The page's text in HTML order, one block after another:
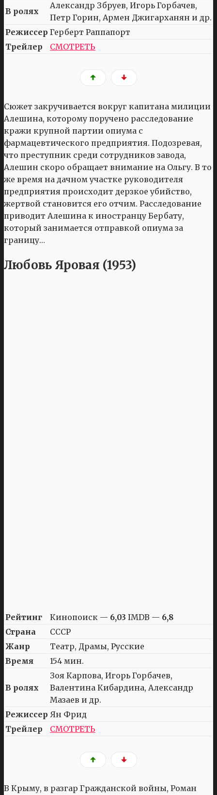
В ролях
Александр Збруев, Игорь Горбачев,
Петр Горин, Армен Джигарханян и др.
Режиссер Герберт Раппапорт
Трейлер
СМОТРЕТЬ
Сюжет закручивается вокруг капитана милиции
Алешина, которому поручено расследование
кражи крупной партии опиума с
фармацевтического предприятия. Подозревая,
что преступник среди сотрудников завода,
Алешин скоро обращает внимание на Ольгу. В то
же время на дачном участке руководителя
предприятия происходит дерзкое убийство,
жертвой становится его отчим. Расследование
приводит Алешина к иностранцу Бербату,
который занимается отправкой опиума за
границу…
Любовь Яровая (1953)
Рейтинг Кинопоиск — 6,03 IMDB — 6,8
Страна
СССР
Жанр
Театр, Драмы, Русские
Время
154 мин.
В ролях
Зоя Карпова, Игорь Горбачев,
Валентина Кибардина, Александр
Мазаев и др.
Режиссер Ян Фрид
Трейлер
СМОТРЕТЬ
В Крыму, в разгар Гражданской войны, Роман